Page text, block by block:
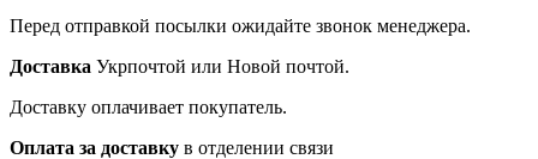
Перед отправкой посылки ожидайте звонок менеджера.
Доставка Укрпочтой или Новой почтой.
Доставку оплачивает покупатель.
Оплата за доставку в отделении связи